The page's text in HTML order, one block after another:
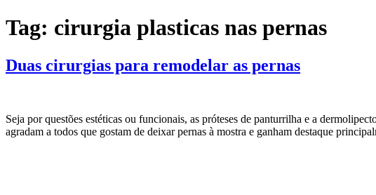
Ir
para
conteúdo
Tag: cirurgia plasticas nas pernas
Duas cirurgias para remodelar as pernas
Seja por questões estéticas ou funcionais, as próteses de panturrilha e a
agradam a todos que gostam de deixar pernas à mostra e ganham destaque